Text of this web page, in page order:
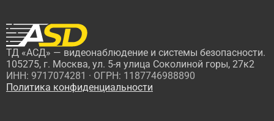
ТД «АСД» — видеонаблюдение и системы безопасности.
105275, г. Москва, ул. 5-я улица Соколиной горы, 27к2
ИНН: 9717074281 · ОГРН: 1187746988890
Политика конфиденциальности